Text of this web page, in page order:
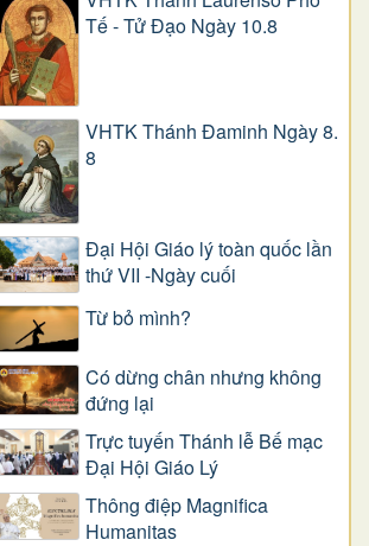
Tế - Tử Đạo Ngày 10.8
VHTK Thánh Đaminh Ngày 8.
8
Đại Hội Giáo lý toàn quốc lần
thứ VII -Ngày cuối
Từ bỏ mình?
Có dừng chân nhưng không
đứng lại
Trực tuyến Thánh lễ Bế mạc
Đại Hội Giáo Lý
Thông điệp Magnifica
Humanitas